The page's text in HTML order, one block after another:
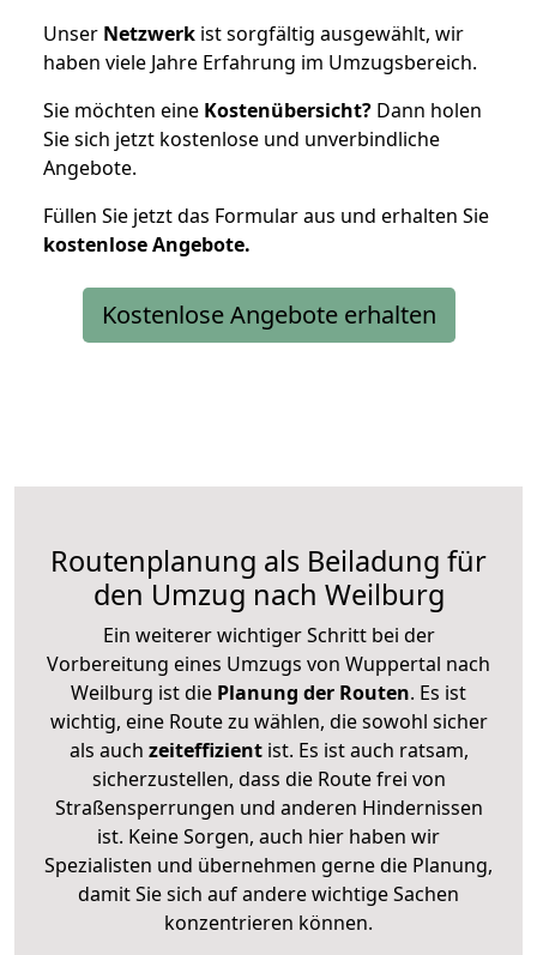
Unser Netzwerk ist sorgfältig ausgewählt, wir
haben viele Jahre Erfahrung im Umzugsbereich.
Sie möchten eine Kostenübersicht? Dann holen
Sie sich jetzt kostenlose und unverbindliche
Angebote.
Füllen Sie jetzt das Formular aus und erhalten Sie
kostenloseAngebote.
Kostenlose Angebote erhalten
Routenplanung als Beiladung für
den Umzug nach Weilburg
Ein weiterer wichtiger Schritt bei der
Vorbereitung eines Umzugs von Wuppertal nach
Weilburg ist die Planung der Routen. Es ist
wichtig, eine Route zu wählen, die sowohl sicher
als auch zeiteffizientist. Es ist auch ratsam,
sicherzustellen, dass die Route frei von
Straßensperrungen und anderen Hindernissen
ist. Keine Sorgen, auch hier haben wir
Spezialisten und übernehmen gerne die Planung,
damit Sie sich auf andere wichtige Sachen
konzentrieren können.